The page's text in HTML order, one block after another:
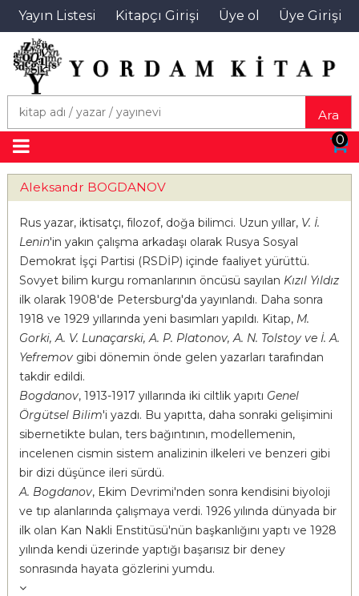
Yayın Listesi Kitapçı Girişi Üye ol Üye Girişi
Ara
0
Aleksandr BOGDANOV
Rus yazar, iktisatçı, filozof, doğa bilimci. Uzun yıllar, V. İ.
Lenin'in yakın çalışma arkadaşı olarak Rusya Sosyal
Demokrat İşçi Partisi (RSDİP) içinde faaliyet yürüttü.
Sovyet bilim kurgu romanlarının öncüsü sayılan Kızıl Yıldız
ilk olarak 1908'de Petersburg'da yayınlandı. Daha sonra
1918 ve 1929 yıllarında yeni basımları yapıldı. Kitap, M.
Gorki, A. V. Lunaçarski, A. P. Platonov, A. N. Tolstoy ve İ. A.
Yefremovgibi dönemin önde gelen yazarları tarafından
takdir edildi.
Bogdanov, 1913-1917 yıllarında iki ciltlik yapıtı Genel
Örgütsel Bilim'i yazdı. Bu yapıtta, daha sonraki gelişimini
sibernetikte bulan, ters bağıntının, modellemenin,
incelenen cismin sistem analizinin ilkeleri ve benzeri gibi
bir dizi düşünce ileri sürdü.
A. Bogdanov, Ekim Devrimi'nden sonra kendisini biyoloji
ve tıp alanlarında çalışmaya verdi. 1926 yılında dünyada bir
ilk olan Kan Nakli Enstitüsü'nün başkanlığını yaptı ve 1928
yılında kendi üzerinde yaptığı başarısız bir deney
sonrasında hayata gözlerini yumdu.